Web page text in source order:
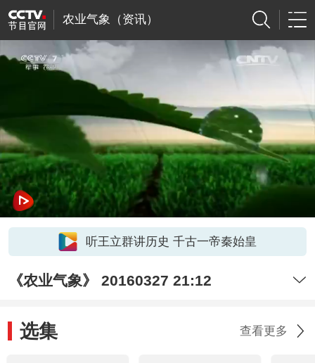
农业气象（资讯）
听王立群讲历史 千古一帝秦始皇
《农业气象》 20160327 21:12
选集 查看更多